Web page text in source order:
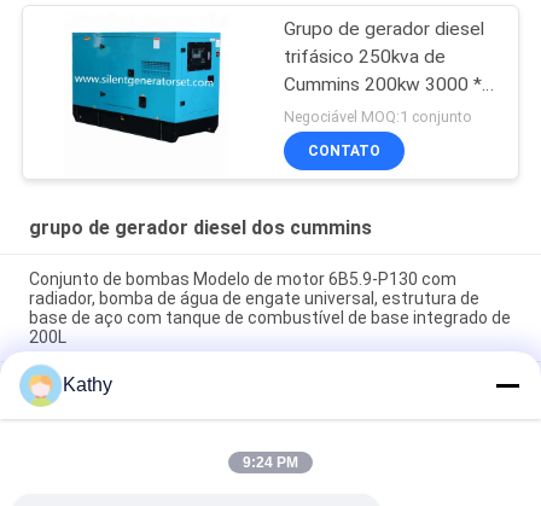
Grupo de gerador diesel
trifásico 250kva de
Cummins 200kw 3000 *
1050 * 1750mm
Negociável MOQ:1 conjunto
CONTATO
grupo de gerador diesel dos cummins
Conjunto de bombas Modelo de motor 6B5.9-P130 com
radiador, bomba de água de engate universal, estrutura de
base de aço com tanque de combustível de base integrado de
200L
8 horas de tanque de combustível CUMMINS Conjunto de
gerador a diesel alimentado por diesel para grau de proteção
IP23
Dos geradores industriais diesel de Cummins do grupo de
Kathy
9:24 PM